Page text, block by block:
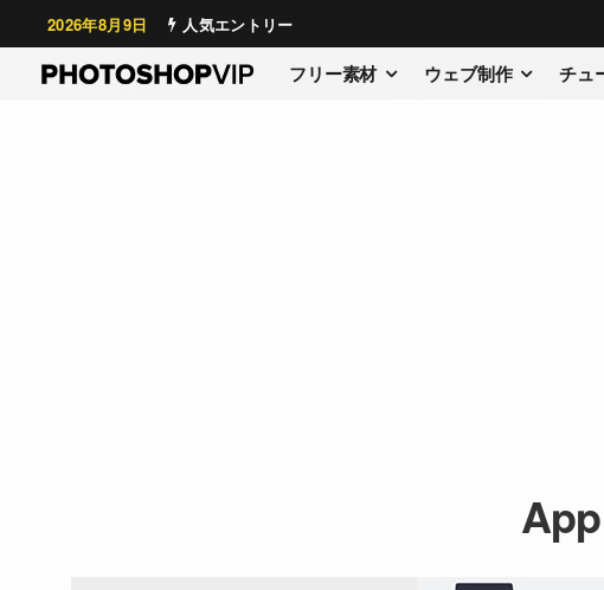
2026年8月9日 人気エントリー
フリー素材 ウェブ制作 チュ